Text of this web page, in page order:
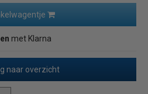
met Klarna
naar overzicht